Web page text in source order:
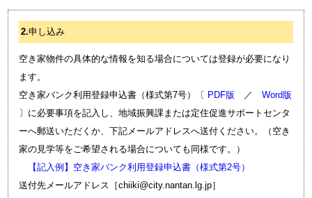
2.申し込み
空き家物件の具体的な情報を知る場合については登録が必要になり
ます。
空き家バンク利用登録申込書（様式第7号）〔 PDF版 ／Word版
〕に必要事項を記入し、地域振興課または定住促進サポートセンタ
ーへ郵送いただくか、下記メールアドレスへ送付ください。（空き
家の見学等をご希望される場合についても同様です。）
【記入例】空き家バンク利用登録申込書（様式第2号）
送付先メールアドレス［chiiki@city.nantan.lg.jp］